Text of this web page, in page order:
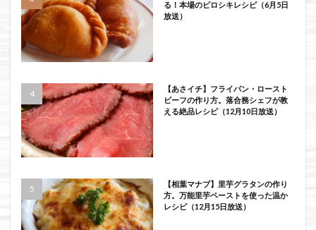
る！本場のピロシキレシピ（6月5日
放送）
【あさイチ】フライパン・ロースト
ビーフの作り方。落合務シェフが教
える絶品レシピ（12月10日放送）
【相葉マナブ】里芋グラタンの作り
方。万能里芋ペーストを使った温か
レシピ（12月15日放送）